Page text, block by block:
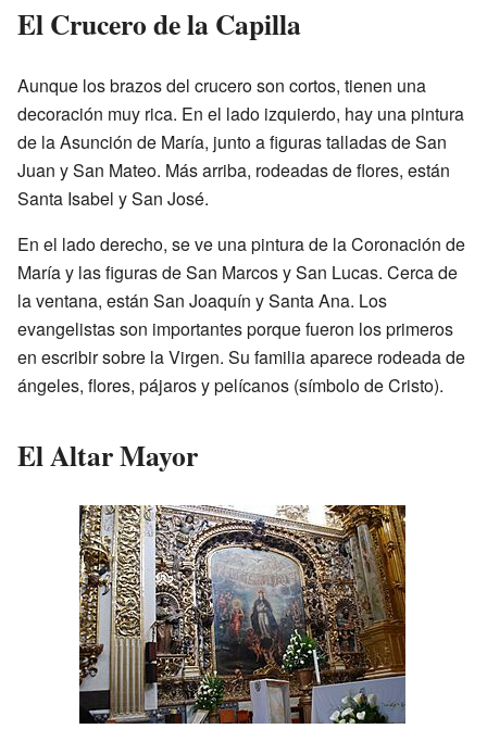
El Crucero de la Capilla
Aunque los brazos del crucero son cortos, tienen una
decoración muy rica. En el lado izquierdo, hay una pintura
de la Asunción de María, junto a figuras talladas de San
Juan y San Mateo. Más arriba, rodeadas de flores, están
Santa Isabel y San José.
En el lado derecho, se ve una pintura de la Coronación de
María y las figuras de San Marcos y San Lucas. Cerca de
la ventana, están San Joaquín y Santa Ana. Los
evangelistas son importantes porque fueron los primeros
en escribir sobre la Virgen. Su familia aparece rodeada de
ángeles, flores, pájaros y pelícanos (símbolo de Cristo).
El Altar Mayor